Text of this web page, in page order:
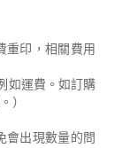
重印，相關費用
如運費。如訂購
）
會出現數量的問